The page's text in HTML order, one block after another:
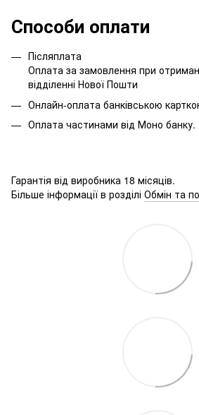
Способи оплати
Післяплата
Оплата за замовлення при
відділенні Нової Пошти
Онлайн-оплата банківською
Оплата частинами від Моно банку.
Гарантія від виробника 18 місяців.
Більше інформації в розділі Обмін та